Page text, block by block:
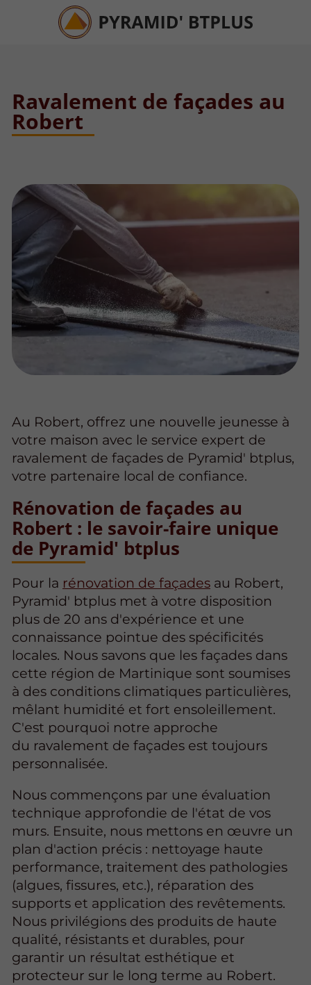
Ravalement de façades au
Robert
Au Robert, offrez une nouvelle jeunesse à
votre maison avec le service expert de
ravalement de façades de Pyramid' btplus,
votre partenaire local de confiance.
Rénovation de façades au
Robert : le savoir-faire unique
de Pyramid' btplus
Pour la rénovation de façades au Robert,
Pyramid' btplus met à votre disposition
plus de 20 ans d'expérience et une
connaissance pointue des spécificités
locales. Nous savons que les façades dans
cette région de Martinique sont soumises
à des conditions climatiques particulières,
mêlant humidité et fort ensoleillement.
C'est pourquoi notre approche
du ravalement de façades est toujours
personnalisée.
Nous commençons par une évaluation
technique approfondie de l'état de vos
murs. Ensuite, nous mettons en œuvre un
plan d'action précis : nettoyage haute
performance, traitement des pathologies
(algues, fissures, etc.), réparation des
supports et application des revêtements.
Nous privilégions des produits de haute
qualité, résistants et durables, pour
garantir un résultat esthétique et
protecteur sur le long terme au Robert.